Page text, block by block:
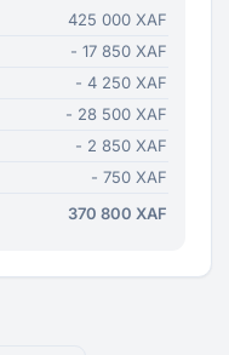
425 000 XAF
- 17 850 XAF
- 4 250 XAF
- 28 500 XAF
- 2 850 XAF
- 750 XAF
370 800 XAF